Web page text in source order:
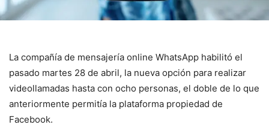
La compañía de mensajería online WhatsApp habilitó el
pasado martes 28 de abril, la nueva opción para realizar
videollamadas hasta con ocho personas, el doble de lo que
anteriormente permitía la plataforma propiedad de
Facebook.